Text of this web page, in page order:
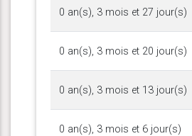
0 an(s), 3 mois et 27 jour(s)
0 an(s), 3 mois et 20 jour(s)
0 an(s), 3 mois et 13 jour(s)
0 an(s), 3 mois et 6 jour(s)